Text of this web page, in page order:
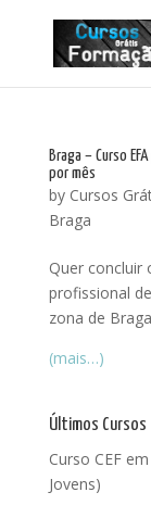
Braga – Curso
por mês
by Cursos
Braga
Quer concluir
profissional
zona de
(mais…)
Últimos Cursos
Curso CEF
Jovens)